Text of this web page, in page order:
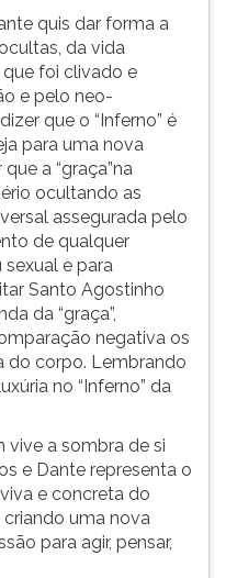
quis dar forma a
da vida
foi clivado e
e pelo neo-
que o “Inferno” é
para uma nova
a “graça”na
ocultando as
assegurada pelo
de qualquer
e para
Santo Agostinho
da “graça”,
negativa os
do corpo. Lembrando
no “Inferno” da
a sombra de si
e Dante representa o
e concreta do
uma nova
para agir, pensar,